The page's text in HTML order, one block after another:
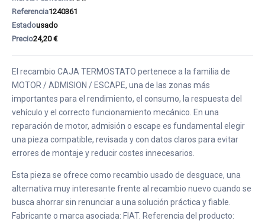
Referencia1240361
Estadousado
Precio24,20 €
El recambio CAJA TERMOSTATO pertenece a la familia de
MOTOR / ADMISION / ESCAPE, una de las zonas más
importantes para el rendimiento, el consumo, la respuesta del
vehículo y el correcto funcionamiento mecánico. En una
reparación de motor, admisión o escape es fundamental elegir
una pieza compatible, revisada y con datos claros para evitar
errores de montaje y reducir costes innecesarios.
Esta pieza se ofrece como recambio usado de desguace, una
alternativa muy interesante frente al recambio nuevo cuando se
busca ahorrar sin renunciar a una solución práctica y fiable.
Fabricante o marca asociada: FIAT. Referencia del producto: